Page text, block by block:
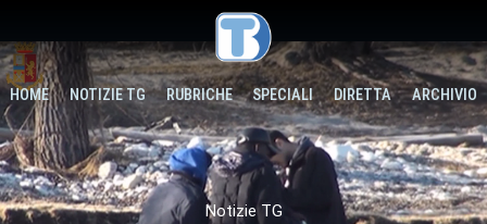
HOME NOTIZIE TG RUBRICHE SPECIALI DIRETTA ARCHIVIO
Notizie TG